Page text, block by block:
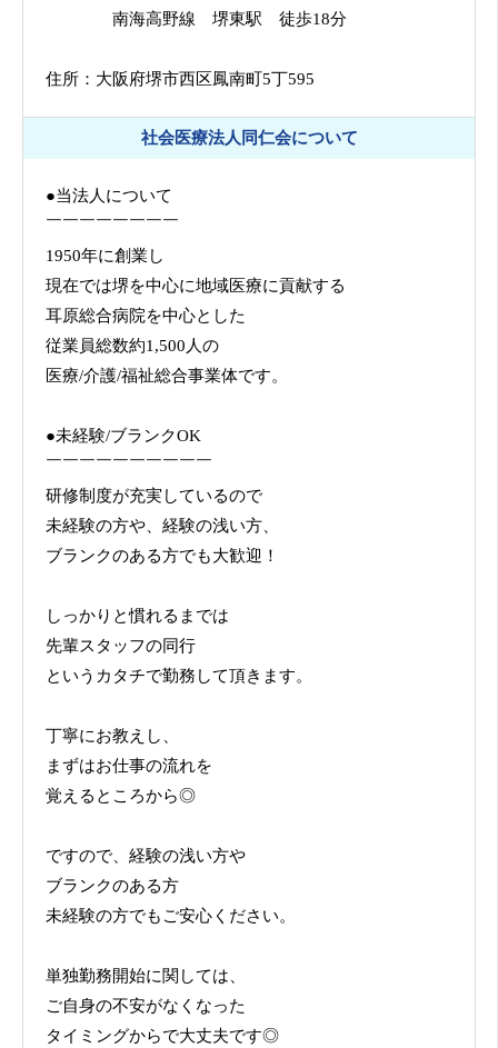
南海高野線 堺東駅 徒歩18分
住所：大阪府堺市西区鳳南町5丁595
社会医療法人同仁会について
●当法人について
￣￣￣￣￣￣￣￣
1950年に創業し
現在では堺を中心に地域医療に貢献する
耳原総合病院を中心とした
従業員総数約1,500人の
医療/介護/福祉総合事業体です。
●未経験/ブランクOK
￣￣￣￣￣￣￣￣￣￣
研修制度が充実しているので
未経験の方や、経験の浅い方、
ブランクのある方でも大歓迎！
しっかりと慣れるまでは
先輩スタッフの同行
というカタチで勤務して頂きます。
丁寧にお教えし、
まずはお仕事の流れを
覚えるところから◎
ですので、経験の浅い方や
ブランクのある方
未経験の方でもご安心ください。
単独勤務開始に関しては、
ご自身の不安がなくなった
タイミングからで大丈夫です◎